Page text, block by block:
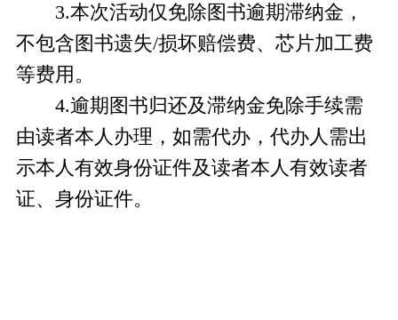
3.本次活动仅免除图书逾期滞纳金，
不包含图书遗失/损坏赔偿费、芯片加工费
等费用。
4.逾期图书归还及滞纳金免除手续需
由读者本人办理，如需代办，代办人需出
示本人有效身份证件及读者本人有效读者
证、身份证件。